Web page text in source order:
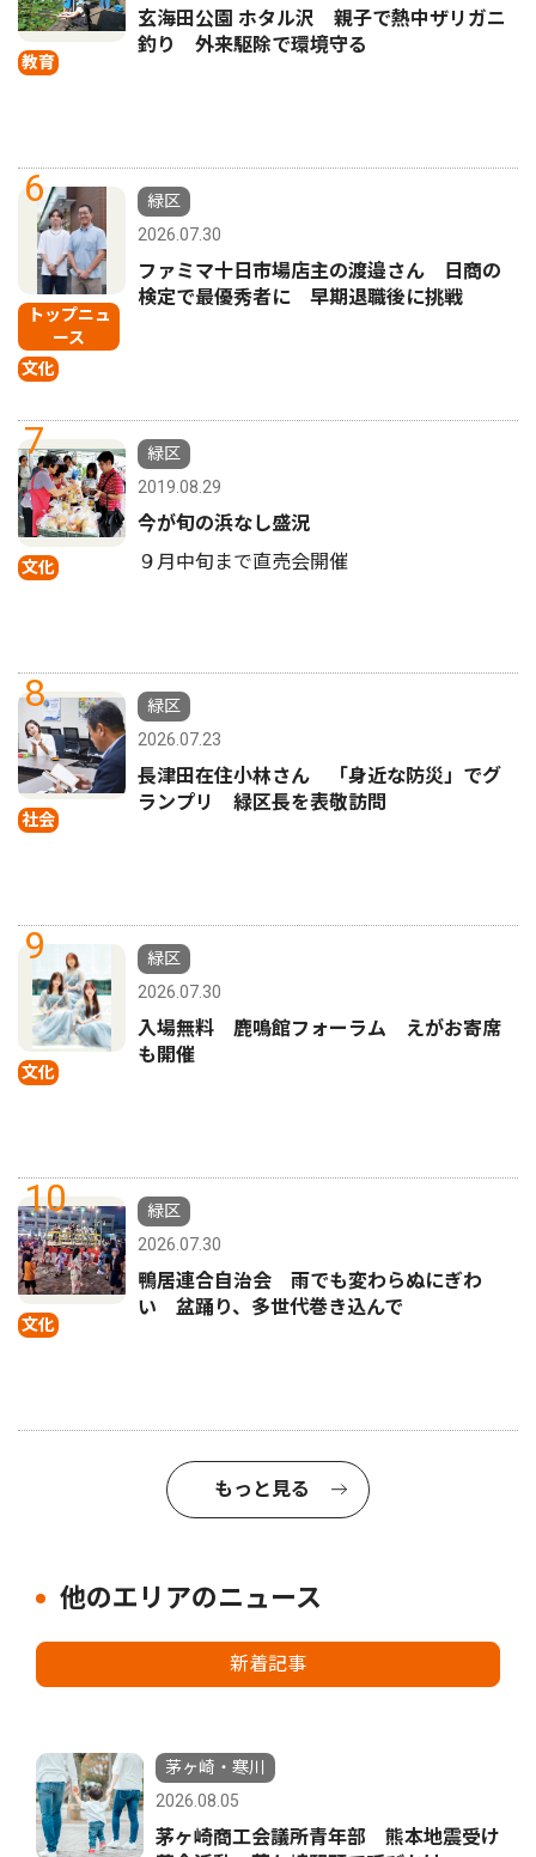
教育
玄海田公園 ホタル沢 親子で熱中ザリガニ
釣り 外来駆除で環境守る
6
トップニュ
ース
文化
緑区
2026.07.30
ファミマ十日市場店主の渡邉さん 日商の
検定で最優秀者に 早期退職後に挑戦
7
文化
緑区
2019.08.29
今が旬の浜なし盛況
９月中旬まで直売会開催
8
社会
緑区
2026.07.23
長津田在住小林さん 「身近な防災」でグ
ランプリ 緑区長を表敬訪問
9
文化
緑区
2026.07.30
入場無料 鹿鳴館フォーラム えがお寄席
も開催
10
文化
緑区
2026.07.30
鴨居連合自治会 雨でも変わらぬにぎわ
い 盆踊り、多世代巻き込んで
もっと見る
他のエリアのニュース
新着記事
茅ヶ崎・寒川
2026.08.05
茅ヶ崎商工会議所青年部 熊本地震受け